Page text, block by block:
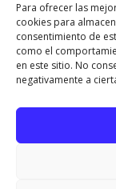
Para ofrecer las
cookies para
consentimiento de
como el
en este sitio. No
negativamente a
Utilizamos cookies
Puedes aprender